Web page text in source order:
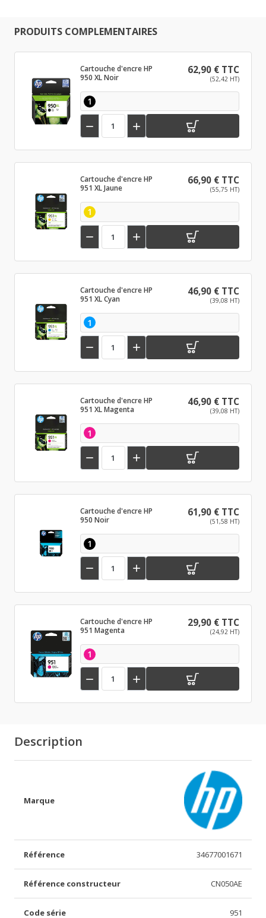
PRODUITS COMPLEMENTAIRES
Cartouche d'encre HP
950 XL Noir
62,90 € TTC
(52,42 HT)
1
 
Cartouche d'encre HP
951 XL Jaune
66,90 € TTC
(55,75 HT)
1
 
Cartouche d'encre HP
951 XL Cyan
46,90 € TTC
(39,08 HT)
1
 
Cartouche d'encre HP
951 XL Magenta
46,90 € TTC
(39,08 HT)
1
 
Cartouche d'encre HP
950 Noir
61,90 € TTC
(51,58 HT)
1
 
Cartouche d'encre HP
951 Magenta
29,90 € TTC
(24,92 HT)
1
 
Description
Marque
Référence 34677001671
Référence constructeur CN050AE
Code série 951